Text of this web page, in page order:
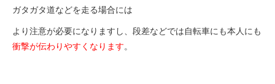
ガタガタ道などを走る場合には
より注意が必要になりますし、段差などでは自転車にも本人にも
衝撃が伝わりやすくなります。